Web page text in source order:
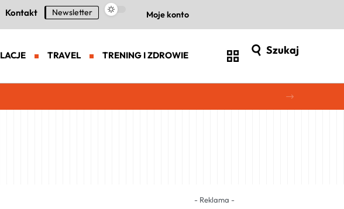
Kontakt Newsletter Moje konto
TRAVEL TRENING I ZDROWIE Szukaj
- Reklama -